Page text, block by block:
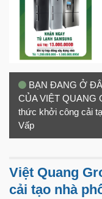
BẠN ĐANG Ở
CỦA VIỆT QUANG
thức khởi công cải
Vấp
Việt Quang
cải tạo nhà